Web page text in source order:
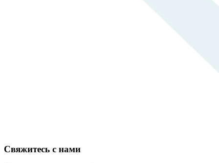
Свяжитесь с нами